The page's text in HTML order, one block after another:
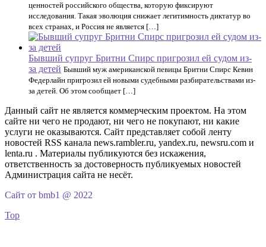
ценностей российского общества, которую фиксируют
исследования. Такая эволюция снижает легитимность диктатур во
всех странах, и Россия не является […]
Бывший супруг Бритни Спирс пригрозил ей судом из-
за детей Бывший муж американской певицы Бритни Спирс Кевин
Федерлайн пригрозил ей новыми судебными разбирательствами из-
за детей. Об этом сообщает […]
Данный сайт не является коммерческим проектом. На этом
сайте ни чего не продают, ни чего не покупают, ни какие
услуги не оказываются. Сайт представляет собой ленту
новостей RSS канала news.rambler.ru, yandex.ru, newsru.com и
lenta.ru . Материалы публикуются без искажения,
ответственность за достоверность публикуемых новостей
Администрация сайта не несёт.
Сайт от bmb1 @ 2022
Top